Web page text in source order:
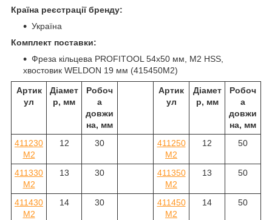
Країна реєстрації бренду:
Україна
Комплект поставки:
Фреза кільцева PROFITOOL 54х50 мм, M2 HSS,
хвостовик WELDON 19 мм (415450M2)
Артик
ул
Діамет
р, мм
Робоч
а
довжи
на, мм
Артик
ул
Діамет
р, мм
Робоч
а
довжи
на, мм
411230
M2
12 30
411250
M2
12 50
411330
M2
13 30
411350
M2
13 50
411430
M2
14 30
411450
M2
14 50